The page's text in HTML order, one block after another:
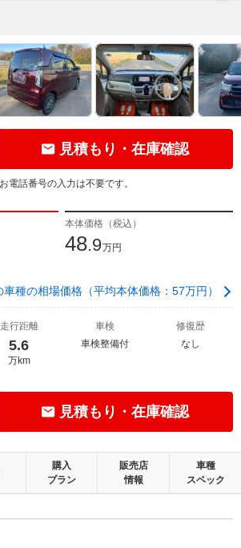
見積もり・在庫確認
電話番号の入力は不要です。
本体価格（税込）
48.9万円
車種の相場価格（平均本体価格：57万円）
走行距離
5.6
万km
車検
車検整備付
修復歴
なし
見積もり・在庫確認
購入
プラン
販売店
情報
車種
スペック